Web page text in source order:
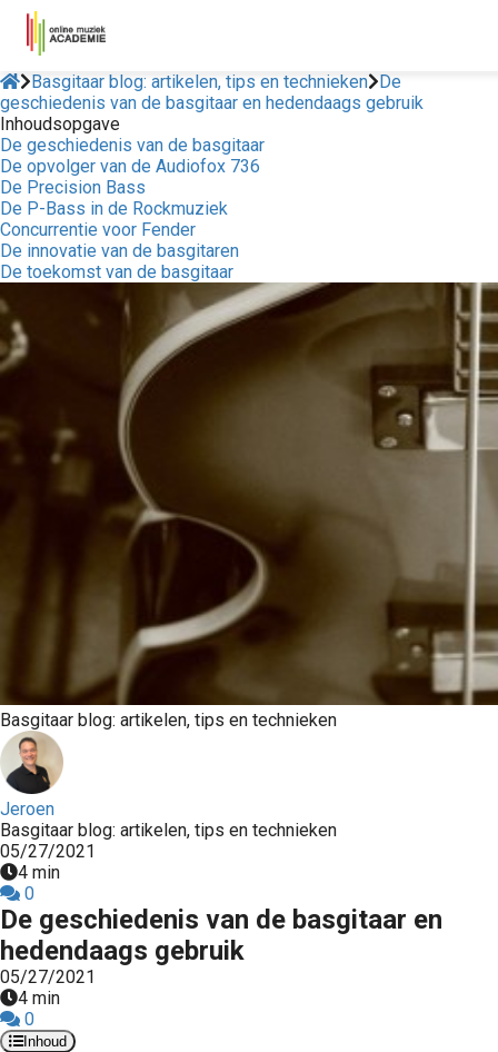
Basgitaar blog: artikelen, tips en technieken
De
geschiedenis van de basgitaar en hedendaags gebruik
Inhoudsopgave
De geschiedenis van de basgitaar
De opvolger van de Audiofox 736
De Precision Bass
De P-Bass in de Rockmuziek
Concurrentie voor Fender
De innovatie van de basgitaren
De toekomst van de basgitaar
Basgitaar blog: artikelen, tips en technieken
Jeroen
Basgitaar blog: artikelen, tips en technieken
05/27/2021
4 min
0
De geschiedenis van de basgitaar en
hedendaags gebruik
05/27/2021
4 min
0
Inhoud